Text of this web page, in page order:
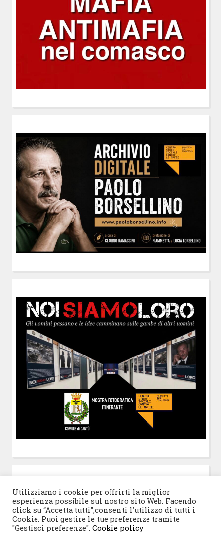
Utilizziamo i cookie per offrirti la miglior
esperienza possibile sul nostro sito Web. Facendo
click su “Accetta tutti”,consenti l'utilizzo di tutti i
Cookie. Puoi gestire le tue preferenze tramite
"Gestisci preferenze". Cookie policy